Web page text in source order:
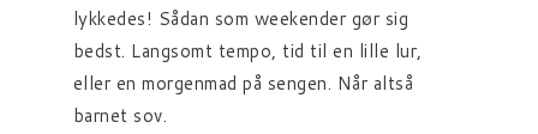
lykkedes! Sådan som weekender gør sig
bedst. Langsomt tempo, tid til en lille lur,
eller en morgenmad på sengen. Når altså
barnet sov.